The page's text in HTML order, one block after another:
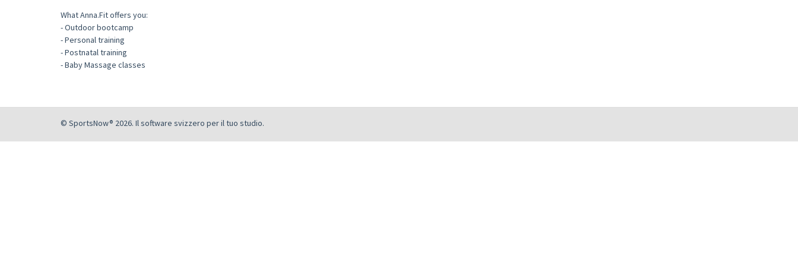
What Anna.Fit offers you:
- Outdoor bootcamp
- Personal training
- Postnatal training
- Baby Massage classes
© SportsNow® 2026. Il software svizzero per il tuo studio.